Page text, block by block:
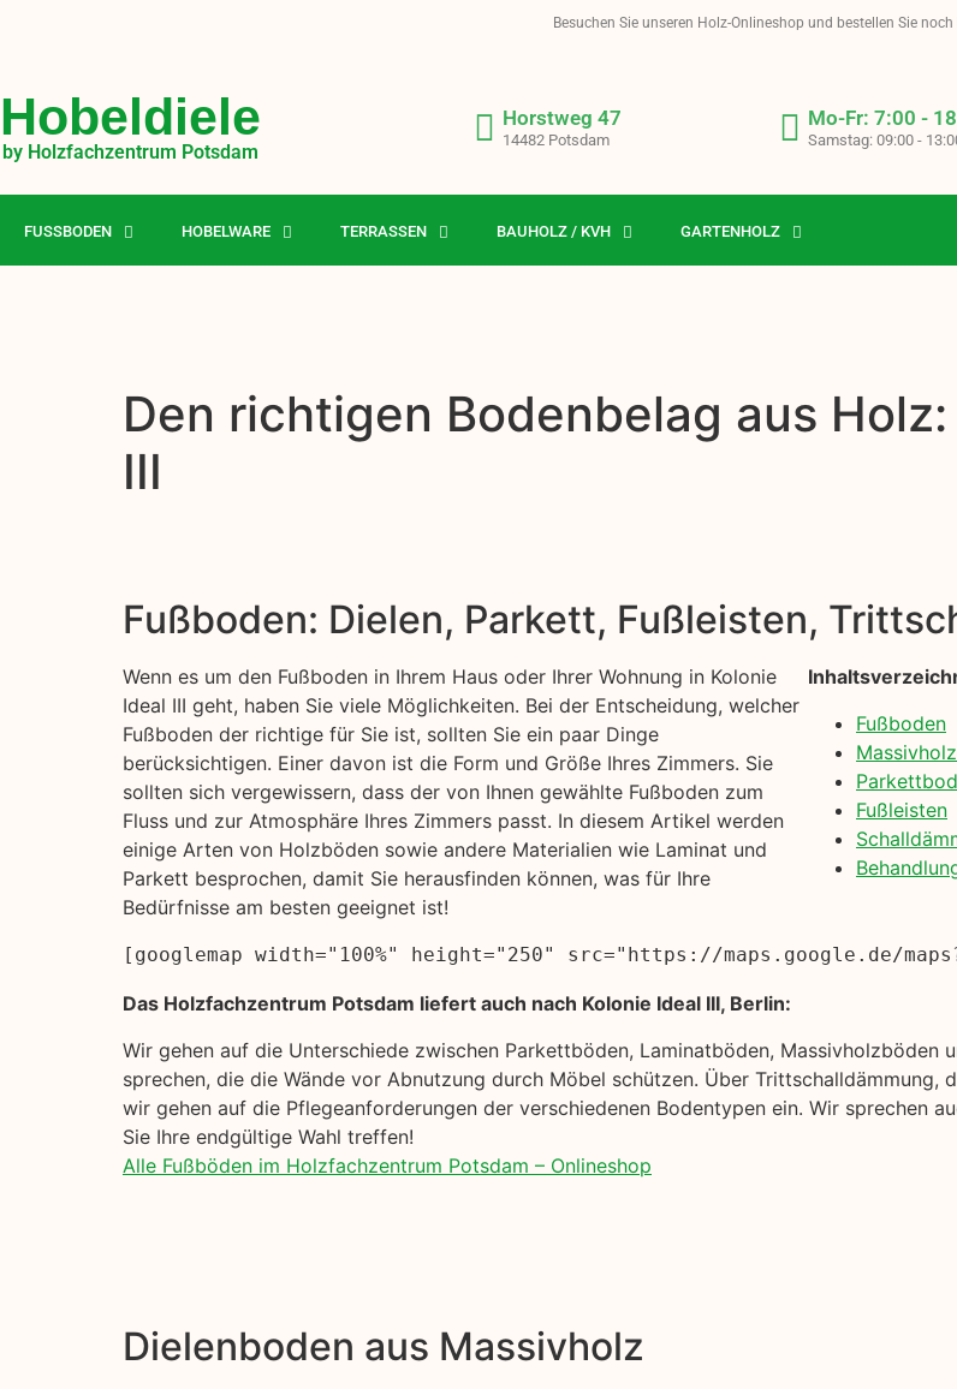
Besuchen Sie unseren Holz-Onlineshop und bestellen Sie
Hobeldiele
by Holzfachzentrum Potsdam
Horstweg 47
14482 Potsdam
Mo-Fr: 7:00 -
Samstag: 09:00 -
FUSSBODEN HOBELWARE TERRASSEN BAUHOLZ / KVH GARTENHOLZ
Den richtigen Bodenbelag aus
III
Fußboden: Dielen, Parkett, Fußleisten,
Wenn es um den Fußboden in Ihrem Haus oder Ihrer Wohnung in Kolonie
Ideal III geht, haben Sie viele Möglichkeiten. Bei der Entscheidung, welcher
Fußboden der richtige für Sie ist, sollten Sie ein paar Dinge
berücksichtigen. Einer davon ist die Form und Größe Ihres Zimmers. Sie
sollten sich vergewissern, dass der von Ihnen gewählte Fußboden zum
Fluss und zur Atmosphäre Ihres Zimmers passt. In diesem Artikel werden
einige Arten von Holzböden sowie andere Materialien wie Laminat und
Parkett besprochen, damit Sie herausfinden können, was für Ihre
Bedürfnisse am besten geeignet ist!
Fußboden
Fußleisten
[googlemap width="100%" height="250" src="https://maps.google.de/
Das Holzfachzentrum Potsdam liefert auch nach Kolonie Ideal III, Berlin:
Wir gehen auf die Unterschiede zwischen Parkettböden, Laminatböden, Massivholzböden
sprechen, die die Wände vor Abnutzung durch Möbel schützen. Über
wir gehen auf die Pflegeanforderungen der verschiedenen Bodentypen ein. Wir sprechen
Sie Ihre endgültige Wahl treffen!
Alle Fußböden im Holzfachzentrum Potsdam – Onlineshop
Dielenboden aus Massivholz